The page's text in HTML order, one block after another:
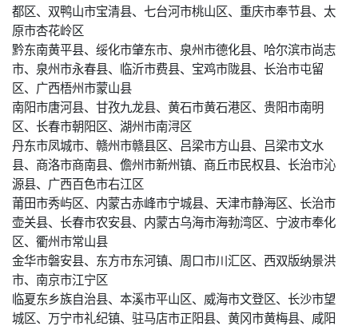
都区、双鸭山市宝清县、七台河市桃山区、重庆市奉节县、太
原市杏花岭区
黔东南黄平县、绥化市肇东市、泉州市德化县、哈尔滨市尚志
市、泉州市永春县、临沂市费县、宝鸡市陇县、长治市屯留
区、广西梧州市蒙山县
南阳市唐河县、甘孜九龙县、黄石市黄石港区、贵阳市南明
区、长春市朝阳区、湖州市南浔区
丹东市凤城市、赣州市赣县区、吕梁市方山县、吕梁市文水
县、商洛市商南县、儋州市新州镇、商丘市民权县、长治市沁
源县、广西百色市右江区
莆田市秀屿区、内蒙古赤峰市宁城县、天津市静海区、长治市
壶关县、长春市农安县、内蒙古乌海市海勃湾区、宁波市奉化
区、衢州市常山县
金华市磐安县、东方市东河镇、周口市川汇区、西双版纳景洪
市、南京市江宁区
临夏东乡族自治县、本溪市平山区、威海市文登区、长沙市望
城区、万宁市礼纪镇、驻马店市正阳县、黄冈市黄梅县、咸阳